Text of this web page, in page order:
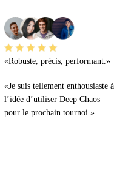
«Robuste, précis, performant.»
«Je suis tellement enthousiaste à
l’idée d’utiliser Deep Chaos
pour le prochain tournoi.»